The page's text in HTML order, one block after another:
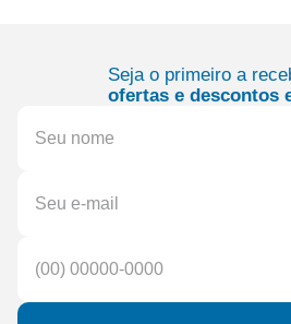
Seja o primeiro a
ofertas e descontos